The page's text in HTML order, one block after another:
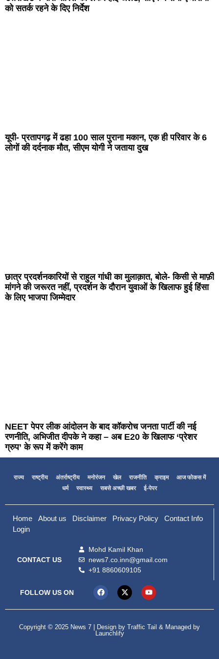
को सतर्क रहने के दिए निर्देश
यूपी- प्रतापगढ़ में ढहा 100 साल पुराना मकान, एक ही परिवार के 6
लोगों की दर्दनाक मौत, सीएम योगी ने जताया दुख
छात्र प्रदर्शनकारियों से राहुल गांधी का मुलाक़ात, बोले- किसी से माफ़ी
मांगने की जरूरत नहीं, प्रदर्शन के दौरान युवाओं के खिलाफ हुई हिंसा
के लिए भाजपा जिम्मेदार
NEET पेपर लीक आंदोलन के बाद कॉकरोच जनता पार्टी की नई
रणनीति, अभिजीत दीपके ने कहा – अब E20 के खिलाफ ‘प्रेशर
ग्रुप’ के रूप में करेंगे काम
राज्य राष्ट्रीय अंतर्राष्ट्रीय मनोरंजन खेल राजनीति क्राइम
आज फोकस में
धर्म
स्वास्थ्य सबसे अच्छी खबर ई-पेपर
Home About us Disclaimer Privacy Policy
Contact Info
Login
CONTACT US
Mohd Kamil Khan
news7.co.inn@gmail.com
+91 8860609105
FOLLOW US ON
Copyright © 2025 News 7 | Design by Traffic Tail & Managed by
Launchlify